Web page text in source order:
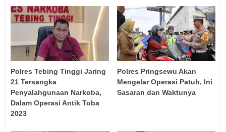
Polres Tebing Tinggi Jaring
21 Tersangka
Penyalahgunaan Narkoba,
Dalam Operasi Antik Toba
2023
Polres Pringsewu Akan
Mengelar Operasi Patuh, Ini
Sasaran dan Waktunya